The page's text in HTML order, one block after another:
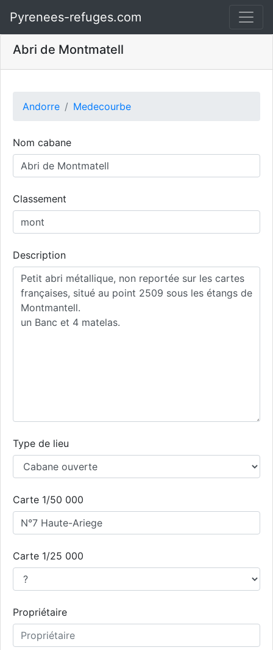
Pyrenees-refuges.com
Abri de Montmatell
Andorre Medecourbe
Nom cabane
Classement
Description
Type de lieu
Carte 1/50 000
Carte 1/25 000
Propriétaire